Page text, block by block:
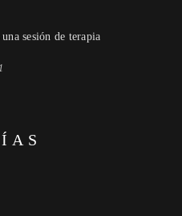
sesión de terapia